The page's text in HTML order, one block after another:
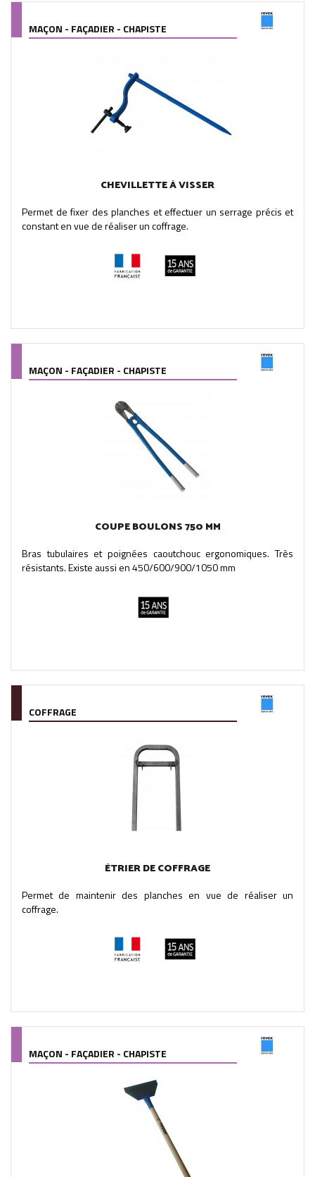
MAÇON - FAÇADIER - CHAPISTE
CHEVILLETTE À VISSER
Permet de fixer des planches et effectuer un serrage précis et
constant en vue de réaliser un coffrage.
MAÇON - FAÇADIER - CHAPISTE
COUPE BOULONS 750 MM
Bras tubulaires et poignées caoutchouc ergonomiques. Très
résistants. Existe aussi en 450/600/900/1050 mm
COFFRAGE
ÉTRIER DE COFFRAGE
Permet de maintenir des planches en vue de réaliser un
coffrage.
MAÇON - FAÇADIER - CHAPISTE